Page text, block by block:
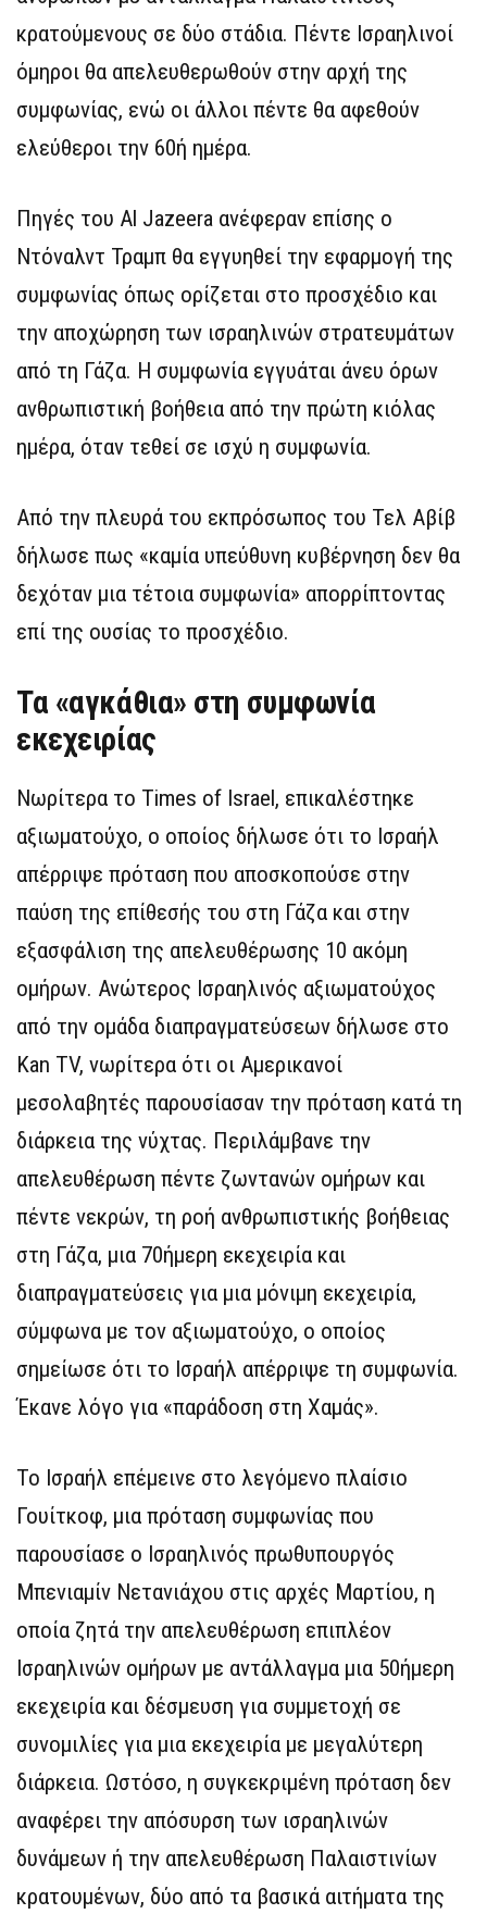
κρατούμενους σε δύο στάδια. Πέντε Ισραηλινοί
όμηροι θα απελευθερωθούν στην αρχή της
συμφωνίας, ενώ οι άλλοι πέντε θα αφεθούν
ελεύθεροι την 60ή ημέρα.
Πηγές του Al Jazeera ανέφεραν επίσης ο
Ντόναλντ Τραμπ θα εγγυηθεί την εφαρμογή της
συμφωνίας όπως ορίζεται στο προσχέδιο και
την αποχώρηση των ισραηλινών στρατευμάτων
από τη Γάζα. Η συμφωνία εγγυάται άνευ όρων
ανθρωπιστική βοήθεια από την πρώτη κιόλας
ημέρα, όταν τεθεί σε ισχύ η συμφωνία.
Από την πλευρά του εκπρόσωπος του Τελ Αβίβ
δήλωσε πως «καμία υπεύθυνη κυβέρνηση δεν θα
δεχόταν μια τέτοια συμφωνία» απορρίπτοντας
επί της ουσίας το προσχέδιο.
Τα «αγκάθια» στη συμφωνία
εκεχειρίας
Νωρίτερα το Times of Israel, επικαλέστηκε
αξιωματούχο, ο οποίος δήλωσε ότι το Ισραήλ
απέρριψε πρόταση που αποσκοπούσε στην
παύση της επίθεσής του στη Γάζα και στην
εξασφάλιση της απελευθέρωσης 10 ακόμη
ομήρων. Ανώτερος Ισραηλινός αξιωματούχος
από την ομάδα διαπραγματεύσεων δήλωσε στο
Kan TV, νωρίτερα ότι οι Αμερικανοί
μεσολαβητές παρουσίασαν την πρόταση κατά τη
διάρκεια της νύχτας. Περιλάμβανε την
απελευθέρωση πέντε ζωντανών ομήρων και
πέντε νεκρών, τη ροή ανθρωπιστικής βοήθειας
στη Γάζα, μια 70ήμερη εκεχειρία και
διαπραγματεύσεις για μια μόνιμη εκεχειρία,
σύμφωνα με τον αξιωματούχο, ο οποίος
σημείωσε ότι το Ισραήλ απέρριψε τη συμφωνία.
Έκανε λόγο για «παράδοση στη Χαμάς».
Το Ισραήλ επέμεινε στο λεγόμενο πλαίσιο
Γουίτκοφ, μια πρόταση συμφωνίας που
παρουσίασε ο Ισραηλινός πρωθυπουργός
Μπενιαμίν Νετανιάχου στις αρχές Μαρτίου, η
οποία ζητά την απελευθέρωση επιπλέον
Ισραηλινών ομήρων με αντάλλαγμα μια 50ήμερη
εκεχειρία και δέσμευση για συμμετοχή σε
συνομιλίες για μια εκεχειρία με μεγαλύτερη
διάρκεια. Ωστόσο, η συγκεκριμένη πρόταση δεν
αναφέρει την απόσυρση των ισραηλινών
δυνάμεων ή την απελευθέρωση Παλαιστινίων
κρατουμένων, δύο από τα βασικά αιτήματα της